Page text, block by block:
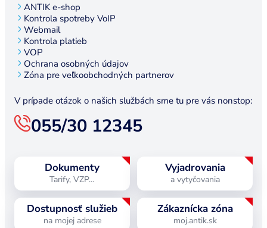
ANTIK e-shop
Kontrola spotreby VoIP
Webmail
Kontrola platieb
VOP
Ochrana osobných údajov
Zóna pre veľkoobchodných partnerov
V prípade otázok o našich službách sme tu pre vás nonstop:
055/30 12345
Dokumenty
Tarify, VZP…
Vyjadrovania
a vytyčovania
Dostupnosť služieb
na mojej adrese
Zákaznícka zóna
moj.antik.sk